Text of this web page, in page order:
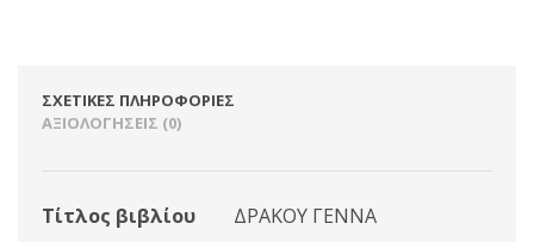
ΣΧΕΤΙΚΈΣ ΠΛΗΡΟΦΟΡΊΕΣ
ΑΞΙΟΛΟΓΉΣΕΙΣ (0)
Τίτλος βιβλίου ΔΡΑΚΟΥ ΓΕΝΝΑ